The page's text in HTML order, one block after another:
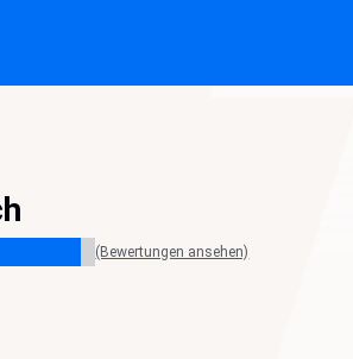
(Bewertungen ansehen)